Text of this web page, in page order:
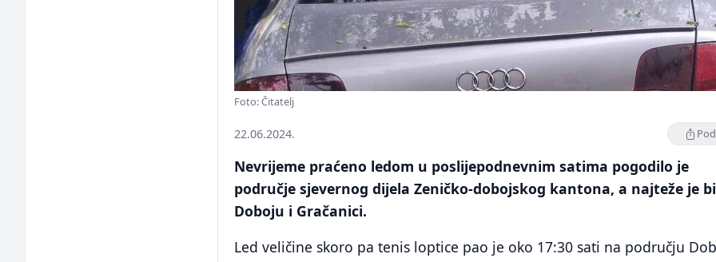
Foto: Čitatelj
22.06.2024.
Nevrijeme praćeno ledom u poslijepodnevnim satima pogodilo je
područje sjevernog dijela Zeničko-dobojskog kantona, a najteže je
Doboju i Gračanici.
Led veličine skoro pa tenis loptice pao je oko 17:30 sati na području